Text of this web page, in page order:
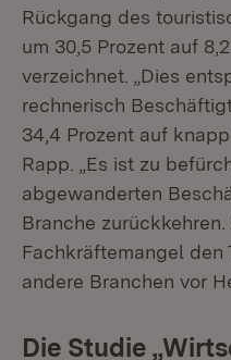
Rückgang des
um 30,5 Prozent auf
verzeichnet. „Dies
rechnerisch
34,4 Prozent auf
Rapp. „Es ist zu
abgewanderten
Branche
Fachkräftemangel den
andere Branchen vor
Die Studie